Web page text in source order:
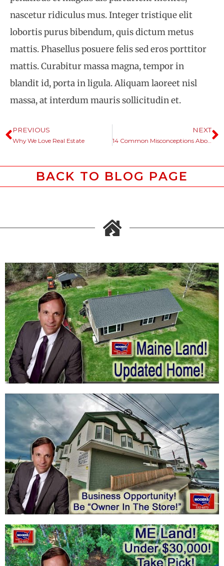
nascetur ridiculus mus. Integer tristique elit
lobortis purus bibendum, quis dictum metus
mattis. Phasellus posuere felis sed eros porttitor
mattis. Curabitur massa magna, tempor in
blandit id, porta in ligula. Aliquam laoreet nisl
massa, at interdum mauris sollicitudin et.
PREVIOUS
Why We Love Real Estate
NEXT
14 Common Misconceptions About Business Development
BACK TO BLOG PAGE